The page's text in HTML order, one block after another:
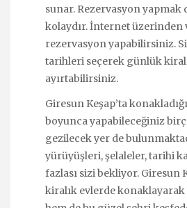
sunar. Rezervasyon yapmak
kolaydır. İnternet üzerinden
rezervasyon yapabilirsiniz.
tarihleri seçerek günlük
ayırtabilirsiniz.
Giresun Keşap’ta
boyunca yapabileceğiniz
gezilecek yer de
yürüyüşleri, şelaleler, tarihi
fazlası sizi bekliyor. Giresun
kiralık evlerde